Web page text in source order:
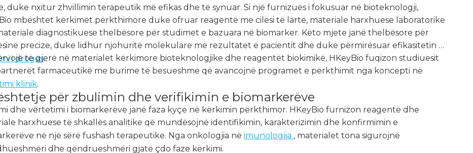
duke nxitur zhvillimin terapeutik më efikas dhe të synuar. Si një furnizues i fokusuar në bioteknologji,
mbështet kërkimet përkthimore duke ofruar reagentë me cilësi të lartë, materiale harxhuese laboratorike
diagnostikuese thelbësore për studimet e bazuara në biomarker. Këto mjete janë thelbësore për
precize, duke lidhur njohuritë molekulare me rezultatet e pacientit dhe duke përmirësuar efikasitetin e
i drogës.
të gjerë në materialet kërkimore bioteknologjike dhe reagentët biokimikë, HKeyBio fuqizon studiuesit
farmaceutikë me burime të besueshme që avancojnë programet e përkthimit nga koncepti në
klinik.
për zbulimin dhe verifikimin e biomarkerëve
dhe vërtetimi i biomarkerëve janë faza kyçe në kërkimin përkthimor. HKeyBio furnizon reagentë dhe
harxhuese të shkallës analitike që mundësojnë identifikimin, karakterizimin dhe konfirmimin e
në një sërë fushash terapeutike. Nga onkologjia në imunologjia , materialet tona sigurojnë
dhe qëndrueshmëri gjatë çdo faze kërkimi.